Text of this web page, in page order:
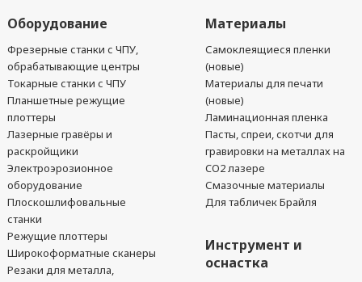
Оборудование
Фрезерные станки с ЧПУ,
обрабатывающие центры
Токарные станки с ЧПУ
Планшетные режущие
плоттеры
Лазерные гравёры и
раскройщики
Электроэрозионное
оборудование
Плоскошлифовальные
станки
Режущие плоттеры
Широкоформатные сканеры
Резаки для металла,
Материалы
Самоклеящиеся пленки
(новые)
Материалы для печати
(новые)
Ламинационная пленка
Пасты, спреи, скотчи для
гравировки на металлах на
CO2 лазере
Смазочные материалы
Для табличек Брайля
Инструмент и
оснастка